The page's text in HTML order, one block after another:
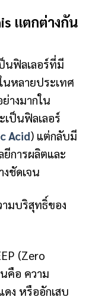
แตกต่างกัน
นฟิลเลอร์ที่มี
หลายประเทศ
างมากใน
ป็นฟิลเลอร์
Acid) แต่กลับมี
ยีการผลิตและ
ชัดเจน
ามบริสุทธิ์ของ
(Zero
คือ ความ
ดง หรืออักเสบ